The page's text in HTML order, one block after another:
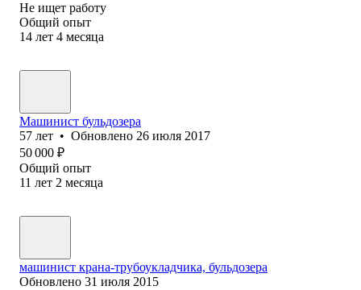
Не ищет работу
Общий опыт
14 лет 4 месяца
Машинист бульдозера
57 лет • Обновлено 26 июля 2017
50 000 ₽
Общий опыт
11 лет 2 месяца
машинист крана-трубоукладчика, бульдозера
Обновлено 31 июля 2015